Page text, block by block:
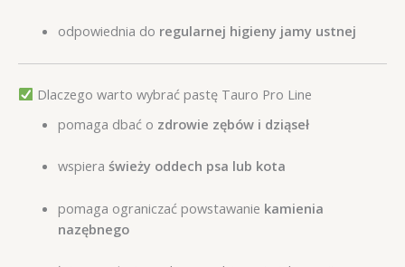
odpowiednia do regularnej higieny jamy ustnej
Dlaczego warto wybrać pastę Tauro Pro Line
pomaga dbać o zdrowie zębów i dziąseł
wspiera świeży oddech psa lub kota
pomaga ograniczać powstawanie kamienia
nazębnego